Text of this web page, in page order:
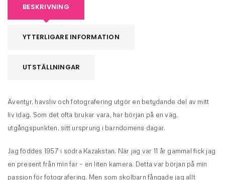
BESKRIVNING
YTTERLIGARE INFORMATION
UTSTÄLLNINGAR
Äventyr, havsliv och fotografering utgör en betydande del av mitt
liv idag. Som det ofta brukar vara, har början på en väg,
utgångspunkten, sitt ursprung i barndomens dagar.
Jag föddes 1957 i södra Kazakstan. När jag var 11 år gammal fick jag
en present från min far – en liten kamera. Detta var början på min
passion för fotografering. Men som skolbarn fångade jag allt